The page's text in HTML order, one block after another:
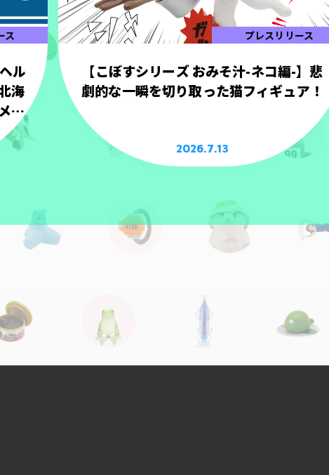
ス
ル
海
ッ
プレスリリース
【こぼすシリーズ おみそ汁-ネコ編-】悲
劇的な一瞬を切り取った猫フィギュア！
2026.7.13